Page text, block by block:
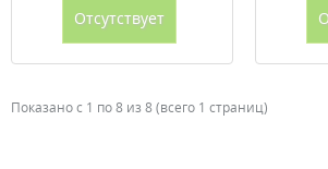
Отсутствует
Показано с 1 по 8 из 8 (всего 1 страниц)